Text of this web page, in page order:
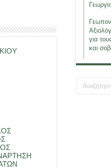
για
και